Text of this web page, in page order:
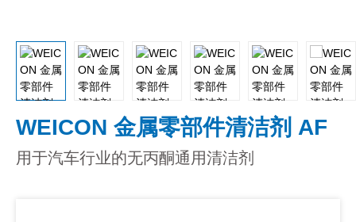
WEICON 金属零部件清洁剂 AF
用于汽车行业的无丙酮通用清洁剂